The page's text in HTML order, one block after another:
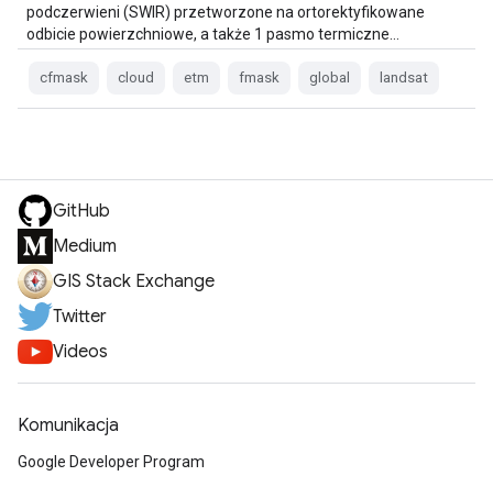
podczerwieni (SWIR) przetworzone na ortorektyfikowane
odbicie powierzchniowe, a także 1 pasmo termiczne…
cfmask cloud etm fmask global landsat
GitHub
Medium
GIS Stack Exchange
Twitter
Videos
Komunikacja
Google Developer Program